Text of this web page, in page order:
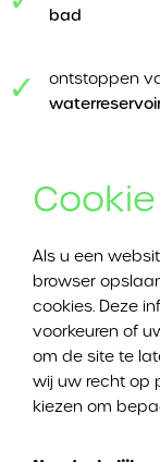
bad
ontstoppen
Heeft u een
moet worden,
Dankzij onze
Linkebeek ook
Bad
Als u een
browser
cookies. Deze
voorkeuren of
om de site te
wij uw recht op
kiezen om